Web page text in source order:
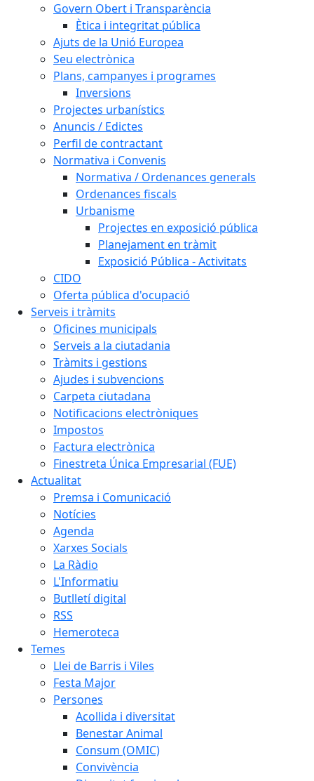
Govern Obert i Transparència
Ètica i integritat pública
Ajuts de la Unió Europea
Seu electrònica
Plans, campanyes i programes
Inversions
Projectes urbanístics
Anuncis / Edictes
Perfil de contractant
Normativa i Convenis
Normativa / Ordenances generals
Ordenances fiscals
Urbanisme
Projectes en exposició pública
Planejament en tràmit
Exposició Pública - Activitats
CIDO
Oferta pública d'ocupació
Serveis i tràmits
Oficines municipals
Serveis a la ciutadania
Tràmits i gestions
Ajudes i subvencions
Carpeta ciutadana
Notificacions electròniques
Impostos
Factura electrònica
Finestreta Única Empresarial (FUE)
Actualitat
Premsa i Comunicació
Notícies
Agenda
Xarxes Socials
La Ràdio
L'Informatiu
Butlletí digital
RSS
Hemeroteca
Temes
Llei de Barris i Viles
Festa Major
Persones
Acollida i diversitat
Benestar Animal
Consum (OMIC)
Convivència